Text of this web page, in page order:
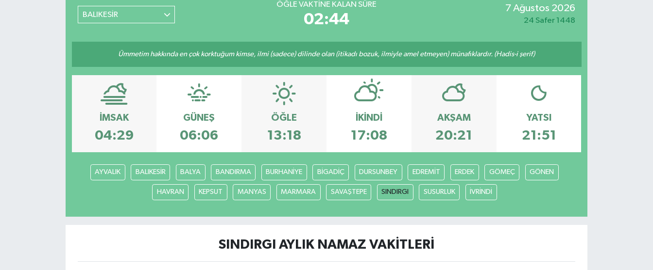
BALIKESİR
ÖĞLE VAKTINE KALAN SÜRE
02:44
7 Ağustos 2026
24 Safer 1448
Ümmetim hakkında en çok korktuğum kimse, ilmi (sadece) dilinde olan (itikadı bozuk, ilmiyle amel etmeyen) münafıklardır. (Hadis-i şerif)
İMSAK
04:29
GÜNEŞ
06:06
ÖĞLE
13:18
İKINDI
17:08
AKŞAM
20:21
YATSI
21:51
AYVALIK BALIKESİR BALYA BANDIRMA BURHANİYE BİGADİÇ DURSUNBEY EDREMİT ERDEK GÖMEÇ GÖNEN
HAVRAN KEPSUT MANYAS MARMARA SAVAŞTEPE SINDIRGI SUSURLUK İVRİNDİ
SINDIRGI AYLIK NAMAZ VAKITLERI